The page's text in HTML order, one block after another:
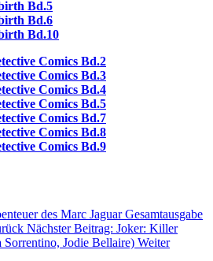
Bd.5
Bd.6
Bd.10
Comics Bd.2
Comics Bd.3
Comics Bd.4
Comics Bd.5
Comics Bd.7
Comics Bd.8
Comics Bd.9
des Marc Jaguar Gesamtausgabe
Nächster Beitrag: Joker: Killer
Jodie Bellaire) Weiter